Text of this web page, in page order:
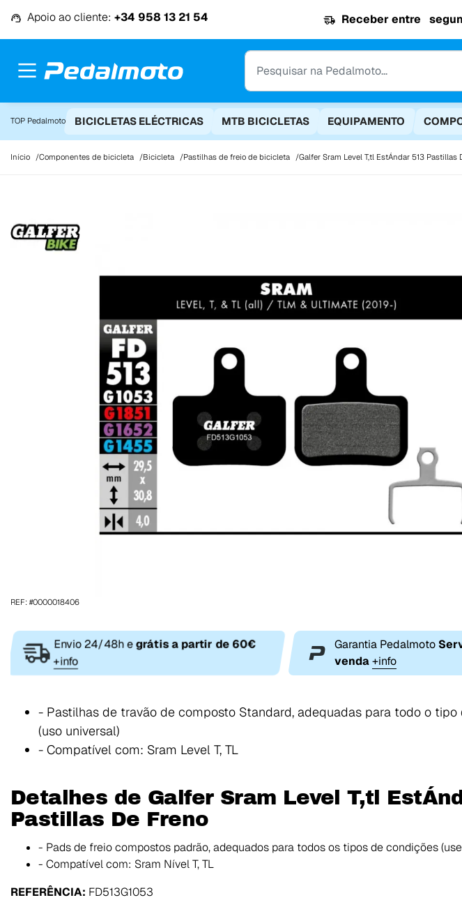
Apoio ao cliente: +34 958 13 21 54 Receber entre
TOP Pedalmoto BICICLETAS ELÉCTRICAS MTB BICICLETAS EQUIPAMENTO
Início Componentes de bicicleta Bicicleta Pastilhas de freio de bicicleta Galfer Sram Level T,tl EstÁndar 513 Pastillas
REF: #0000018406
Envio 24/48h egrátis a partir de 60€
+info
Garantia Pedalmoto
venda +info
- Pastilhas de travão de composto Standard, adequadas para todo o tipo
(uso universal)
- Compatível com: Sram Level T, TL
Detalhes de Galfer Sram Level T,tl
Pastillas De Freno
- Pads de freio compostos padrão, adequados para todos os tipos de condições
- Compatível com: Sram Nível T, TL
REFERÊNCIA: FD513G1053